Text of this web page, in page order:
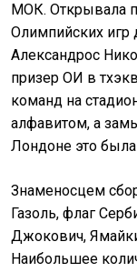
МОК. Открывала
Олимпийских игр
Александрос
призер ОИ в
команд на
алфавитом, а
Лондоне это
Знаменосцем
Газоль, флаг
Джокович,
Наибольшее